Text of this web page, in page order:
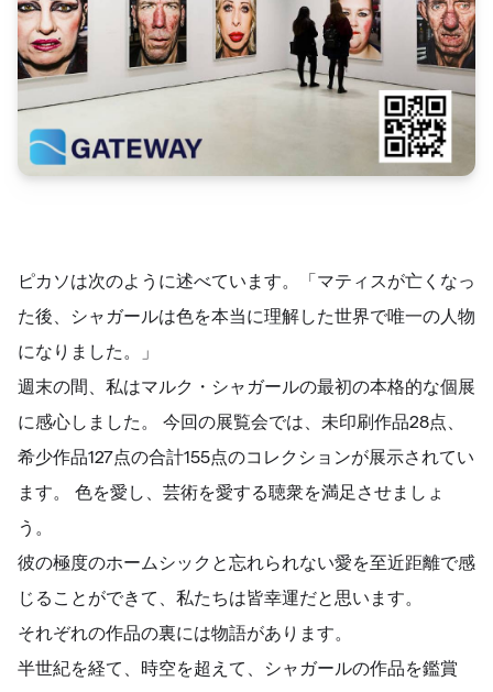
ピカソは次のように述べています。「マティスが亡くなっ
た後、シャガールは色を本当に理解した世界で唯一の人物
になりました。」
週末の間、私はマルク・シャガールの最初の本格的な個展
に感心しました。 今回の展覧会では、未印刷作品28点、
希少作品127点の合計155点のコレクションが展示されてい
ます。 色を愛し、芸術を愛する聴衆を満足させましょ
う。
彼の極度のホームシックと忘れられない愛を至近距離で感
じることができて、私たちは皆幸運だと思います。
それぞれの作品の裏には物語があります。
半世紀を経て、時空を超えて、シャガールの作品を鑑賞